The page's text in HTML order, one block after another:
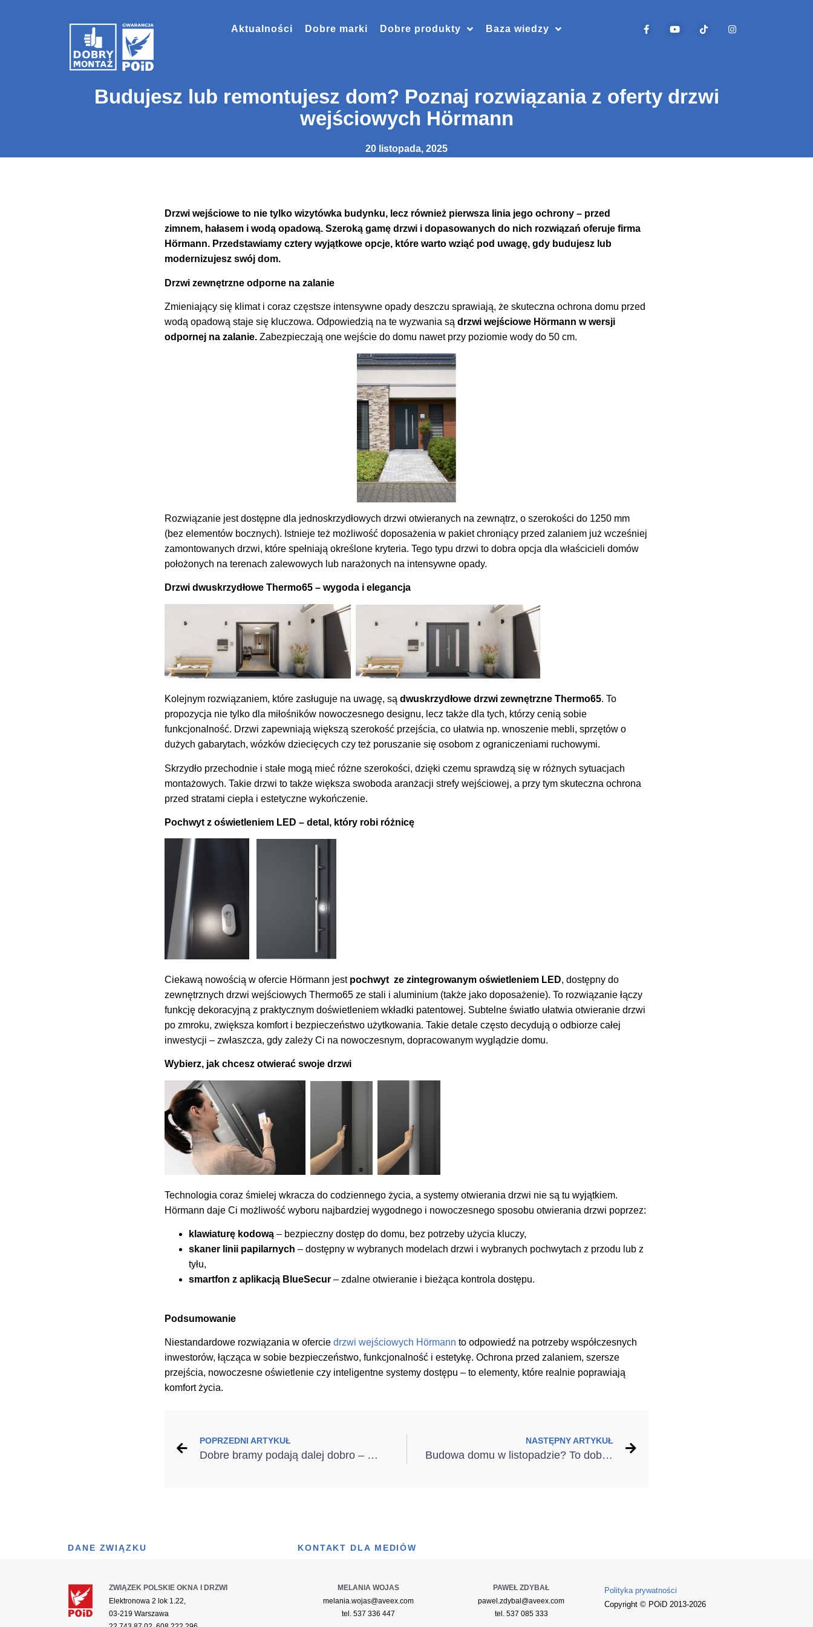
Aktualności Dobre marki Dobre produkty Baza wiedzy
Budujesz lub remontujesz dom? Poznaj rozwiązania z oferty drzwi
wejściowych Hörmann
20 listopada, 2025
Drzwi wejściowe to nie tylko wizytówka budynku, lecz również pierwsza linia jego ochrony – przed
zimnem, hałasem i wodą opadową. Szeroką gamę drzwi i dopasowanych do nich rozwiązań oferuje firma
Hörmann. Przedstawiamy cztery wyjątkowe opcje, które warto wziąć pod uwagę, gdy budujesz lub
modernizujesz swój dom.
Drzwi zewnętrzne odporne na zalanie
Zmieniający się klimat i coraz częstsze intensywne opady deszczu sprawiają, że skuteczna ochrona domu przed
wodą opadową staje się kluczowa. Odpowiedzią na te wyzwania są drzwi wejściowe Hörmann w wersji
odpornej na zalanie. Zabezpieczają one wejście do domu nawet przy poziomie wody do 50 cm.
Rozwiązanie jest dostępne dla jednoskrzydłowych drzwi otwieranych na zewnątrz, o szerokości do 1250 mm
(bez elementów bocznych). Istnieje też możliwość doposażenia w pakiet chroniący przed zalaniem już wcześniej
zamontowanych drzwi, które spełniają określone kryteria. Tego typu drzwi to dobra opcja dla właścicieli domów
położonych na terenach zalewowych lub narażonych na intensywne opady.
Drzwi dwuskrzydłowe Thermo65 – wygoda i elegancja
Kolejnym rozwiązaniem, które zasługuje na uwagę, są dwuskrzydłowe drzwi zewnętrzne Thermo65. To
propozycja nie tylko dla miłośników nowoczesnego designu, lecz także dla tych, którzy cenią sobie
funkcjonalność. Drzwi zapewniają większą szerokość przejścia, co ułatwia np. wnoszenie mebli, sprzętów o
dużych gabarytach, wózków dziecięcych czy też poruszanie się osobom z ograniczeniami ruchowymi.
Skrzydło przechodnie i stałe mogą mieć różne szerokości, dzięki czemu sprawdzą się w różnych sytuacjach
montażowych. Takie drzwi to także większa swoboda aranżacji strefy wejściowej, a przy tym skuteczna ochrona
przed stratami ciepła i estetyczne wykończenie.
Pochwyt z oświetleniem LED – detal, który robi różnicę
Ciekawą nowością w ofercie Hörmann jest pochwyt ze zintegrowanym oświetleniem LED, dostępny do
zewnętrznych drzwi wejściowych Thermo65 ze stali i aluminium (także jako doposażenie). To rozwiązanie łączy
funkcję dekoracyjną z praktycznym doświetleniem wkładki patentowej. Subtelne światło ułatwia otwieranie drzwi
po zmroku, zwiększa komfort i bezpieczeństwo użytkowania. Takie detale często decydują o odbiorze całej
inwestycji – zwłaszcza, gdy zależy Ci na nowoczesnym, dopracowanym wyglądzie domu.
Wybierz, jak chcesz otwierać swoje drzwi
Technologia coraz śmielej wkracza do codziennego życia, a systemy otwierania drzwi nie są tu wyjątkiem.
Hörmann daje Ci możliwość wyboru najbardziej wygodnego i nowoczesnego sposobu otwierania drzwi poprzez:
klawiaturę kodową – bezpieczny dostęp do domu, bez potrzeby użycia kluczy,
skaner linii papilarnych – dostępny w wybranych modelach drzwi i wybranych pochwytach z przodu lub z
tyłu,
smartfon z aplikacją BlueSecur – zdalne otwieranie i bieżąca kontrola dostępu.
Podsumowanie
Niestandardowe rozwiązania w ofercie drzwi wejściowych Hörmann to odpowiedź na potrzeby współczesnych
inwestorów, łącząca w sobie bezpieczeństwo, funkcjonalność i estetykę. Ochrona przed zalaniem, szersze
przejścia, nowoczesne oświetlenie czy inteligentne systemy dostępu – to elementy, które realnie poprawiają
komfort życia.
POPRZEDNI ARTYKUŁ
Dobre bramy podają dalej dobro – WIŚNIOWSKI wspiera Osadę Janaszkowo
NASTĘPNY ARTYKUŁ
Budowa domu w listopadzie? To dobry moment na mądre planowanie
DANE ZWIĄZKU KONTAKT DLA MEDIÓW
ZWIĄZEK POLSKIE OKNA I DRZWI
Elektronowa 2 lok 1.22,
03-219 Warszawa
MELANIA WOJAS
melania.wojas@aveex.com
tel. 537 336 447
PAWEŁ ZDYBAŁ
pawel.zdybal@aveex.com
tel. 537 085 333
Polityka prywatności
Copyright © POiD 2013-2026